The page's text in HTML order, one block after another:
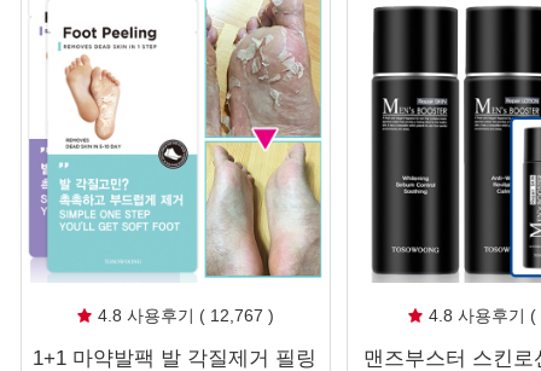
4.8 사용후기 ( 12,767 )
1+1 마약발팩 발 각질제거 필링
4.8 사용후기
맨즈부스터 스킨로